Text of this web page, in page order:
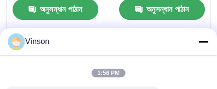
অনুসন্ধান পাঠান অনুসন্ধান পাঠান
Vinson
1:56 PM